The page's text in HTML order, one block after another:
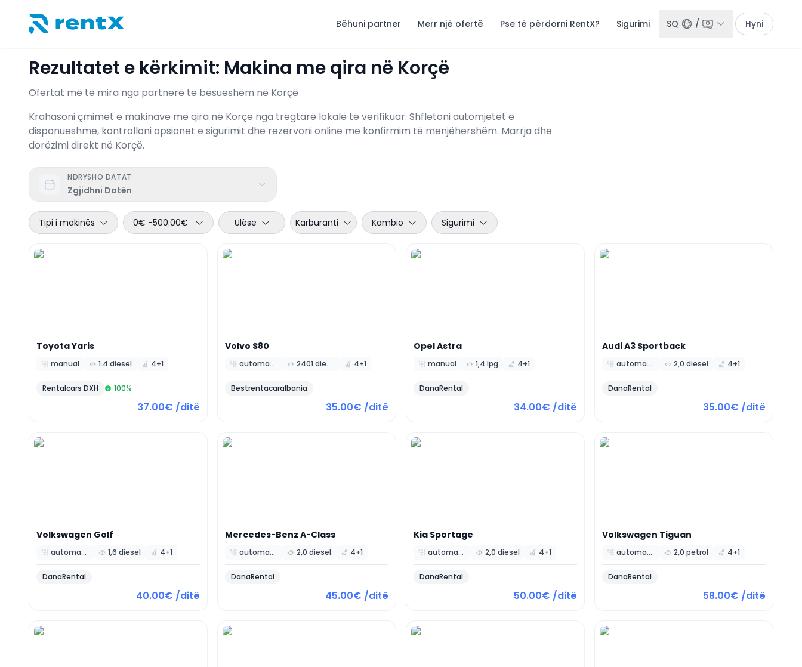
Bëhuni partner Merr një ofertë Pse të përdorni RentX? Sigurimi SQ / Hyni
Rezultatet e kërkimit: Makina me qira në Korçë
Ofertat më të mira nga partnerë të besueshëm në Korçë
Krahasoni çmimet e makinave me qira në Korçë nga tregtarë lokalë të verifikuar. Shfletoni automjetet e
disponueshme, kontrolloni opsionet e sigurimit dhe rezervoni online me konfirmim të menjëhershëm. Marrja dhe
dorëzimi direkt në Korçë.
NDRYSHO DATAT
Zgjidhni Datën
Tipi i makinës 0€ -500.00€ Ulëse Karburanti Kambio Sigurimi
ToyotaYaris
manual 1.4 diesel 4+1
Rentalcars DXH 100%
37.00€ /ditë
Volvo S80
automatic 2401 diesel 4+1
Bestrentacaralbania
35.00€ /ditë
OpelAstra
manual 1,4 lpg 4+1
DanaRental
34.00€ /ditë
AudiA3 Sportback
automatic 2,0 diesel 4+1
DanaRental
35.00€ /ditë
Volkswagen Golf
automatic 1,6 diesel 4+1
DanaRental
40.00€ /ditë
Mercedes-Benz A-Class
automatic 2,0 diesel 4+1
DanaRental
45.00€ /ditë
Kia Sportage
automatic 2,0 diesel 4+1
DanaRental
50.00€ /ditë
Volkswagen Tiguan
automatic 2,0 petrol 4+1
DanaRental
58.00€ /ditë